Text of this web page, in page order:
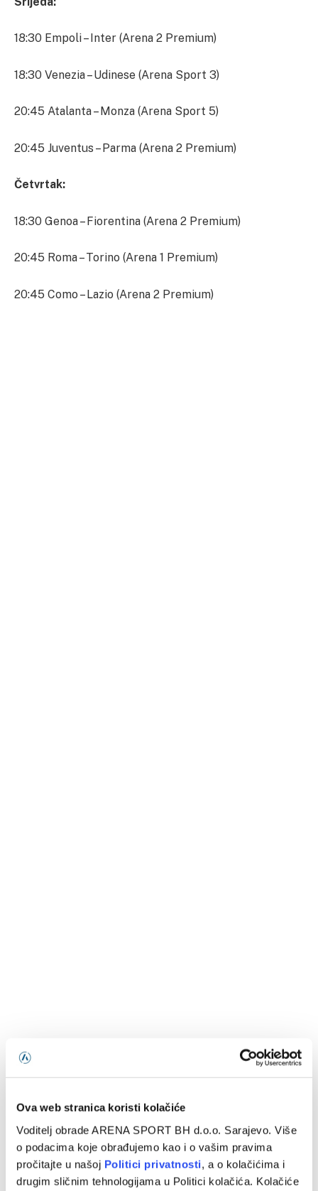
Ova web stranica koristi kolačiće
Voditelj obrade ARENA SPORT BH d.o.o. Sarajevo. Više
o podacima koje obrađujemo kao i o vašim pravima
pročitajte u našoj Politici privatnosti, a o kolačićima i
drugim sličnim tehnologijama u Politici kolačića. Kolačiće
18:30 Empoli – Inter (Arena 2 Premium)
18:30 Venezia – Udinese (Arena Sport 3)
20:45 Atalanta – Monza (Arena Sport 5)
20:45 Juventus – Parma (Arena 2 Premium)
Četvrtak:
18:30 Genoa – Fiorentina (Arena 2 Premium)
20:45 Roma – Torino (Arena 1 Premium)
20:45 Como – Lazio (Arena 2 Premium)
Standings provided bySofascore